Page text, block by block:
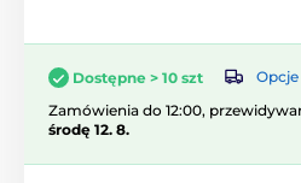
Dostępne > 10 szt
Zamówienia do 12:00,
środę 12. 8.